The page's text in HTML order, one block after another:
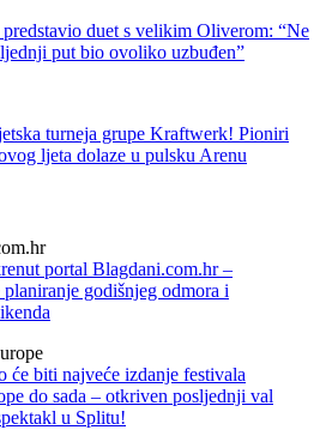
duet s velikim Oliverom: “Ne
put bio ovoliko uzbuđen”
turneja grupe Kraftwerk! Pioniri
ljeta dolaze u pulsku Arenu
portal Blagdani.com.hr –
godišnjeg odmora i
će biti najveće izdanje festivala
do sada – otkriven posljednji val
u Splitu!